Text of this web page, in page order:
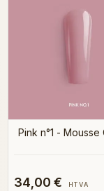
Pink n°1 - Mousse
34,00 € HTVA